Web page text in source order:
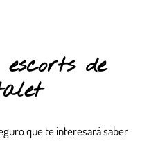
de
que te interesará saber